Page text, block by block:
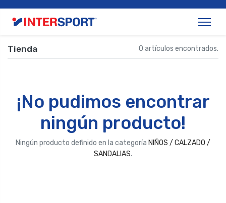
Tienda 0 artículos encontrados.
¡No pudimos encontrar
ningún producto!
Ningún producto definido en la categoría NIÑOS / CALZADO /
SANDALIAS.